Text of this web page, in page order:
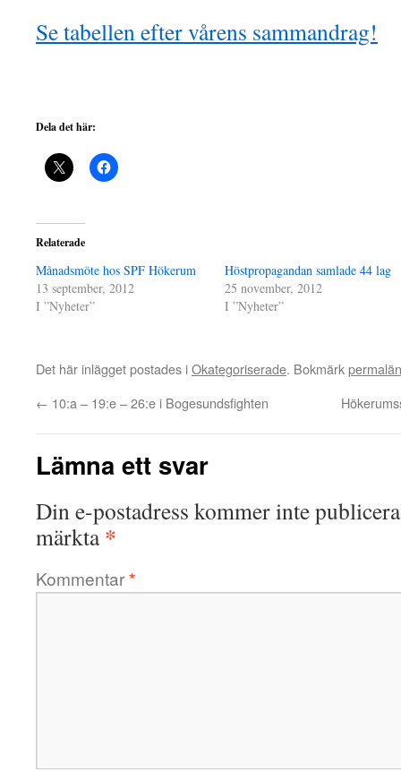
Se tabellen efter vårens sammandrag!
Dela det här:
Relaterade
Månadsmöte hos SPF Hökerum
13 september, 2012
I ”Nyheter”
Höstpropagandan samlade 44 lag
25 november, 2012
I ”Nyheter”
Det här inlägget postades iOkategoriserade. Bokmärk
← 10:a – 19:e – 26:e i Bogesundsfighten
Lämna ett svar
Din e-postadress kommer inte
märkta*
Kommentar*